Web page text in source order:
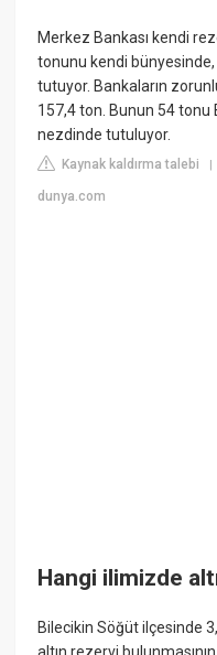
Merkez Bankası kendi
tonunu kendi
tutuyor. Bankaların
157,4 ton. Bunun 54 tonu
nezdinde tutuluyor.
Kaynak kaldırma talebi
dunya.com
Hangi ilimizde
Bilecikin Söğüt ilçesinde